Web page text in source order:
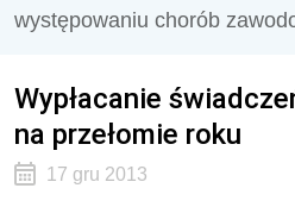
występowaniu chorób
Wypłacanie
na przełomie roku
17 gru 2013